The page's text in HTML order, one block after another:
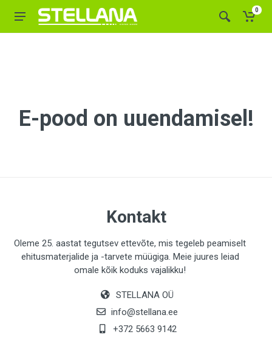
0
E-pood on uuendamisel!
Kontakt
Oleme 25. aastat tegutsev ettevõte, mis tegeleb peamiselt
ehitusmaterjalide ja -tarvete müügiga. Meie juures leiad
omale kõik koduks vajalikku!
STELLANA OÜ
info@stellana.ee
+372 5663 9142